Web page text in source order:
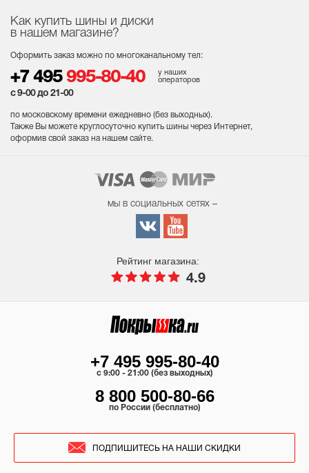
Как купить шины и диски
в нашем магазине?
Оформить заказ можно по многоканальному тел:
+7 495 995-80-40
у наших
операторов
с 9-00 до 21-00
по московскому времени ежедневно (без выходных).
Также Вы можете круглосуточно купить шины через Интернет,
оформив свой заказ на нашем сайте.
мы в социальных сетях –
Рейтинг магазина:
4.9
+7 495 995-80-40
c 9:00 - 21:00 (без выходных)
8 800 500-80-66
по России (бесплатно)
ПОДПИШИТЕСЬ НА НАШИ СКИДКИ